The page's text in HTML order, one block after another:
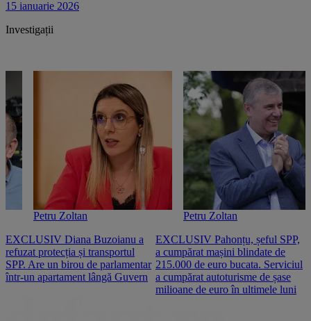
15 ianuarie 2026
Investigații
Petru Zoltan
EXCLUSIV Diana Buzoianu a
refuzat protecția și transportul
SPP. Are un birou de parlamentar
într-un apartament lângă Guvern
Petru Zoltan
EXCLUSIV Pahonțu, șeful SPP,
a cumpărat mașini blindate de
215.000 de euro bucata. Serviciul
a cumpărat autoturisme de șase
milioane de euro în ultimele luni